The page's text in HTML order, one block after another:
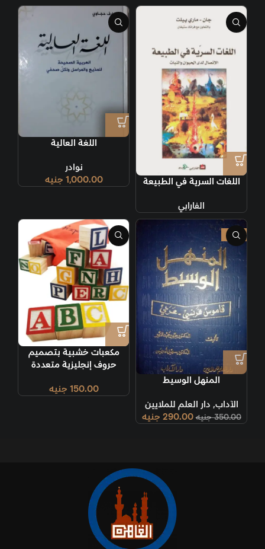
اللغات السرية في الطبيعة
الفارابي
اللغة العالية
نوادر
1,000.00 جنيه
-17%
المنهل الوسيط
الآداب, دار العلم للملايين
350.00 جنيه 290.00 جنيه
مكعبات خشبية بتصميم
حروف إنجليزية متعددة
150.00 جنيه